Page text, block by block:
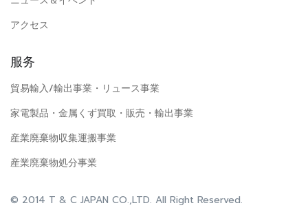
アクセス
服务
貿易輸入/輸出事業・リュース事業
家電製品・金属くず買取・販売・輸出事業
産業廃棄物収集運搬事業
産業廃棄物処分事業
© 2014 T & C JAPAN CO.,LTD. All Right Reserved.